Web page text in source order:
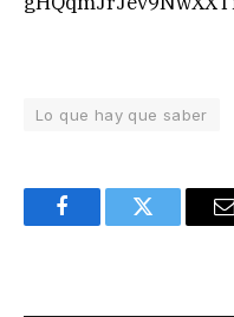
Lo que hay que saber
FacebookTwitter